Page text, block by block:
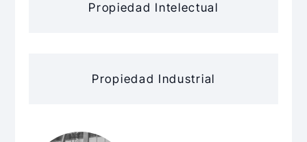
Propiedad Intelectual
Propiedad Industrial